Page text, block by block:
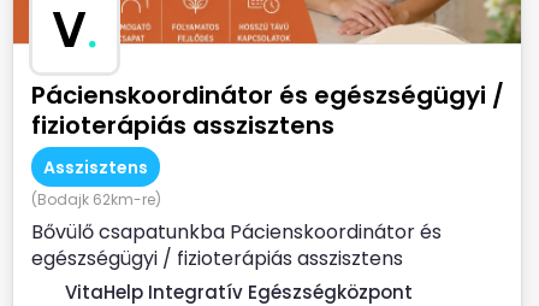
V.
Pácienskoordinátor és egészségügyi /
fizioterápiás asszisztens
Asszisztens
(Bodajk 62km-re)
Bővülő csapatunkba Pácienskoordinátor és
egészségügyi / fizioterápiás asszisztens
munkatársat keresünk. ...
VitaHelp Integratív Egészségközpont